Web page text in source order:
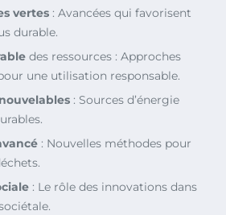
vertes : Avancées qui favorisent
durable.
des ressources : Approches
une utilisation responsable.
: Sources d’énergie
: Nouvelles méthodes pour
: Le rôle des innovations dans